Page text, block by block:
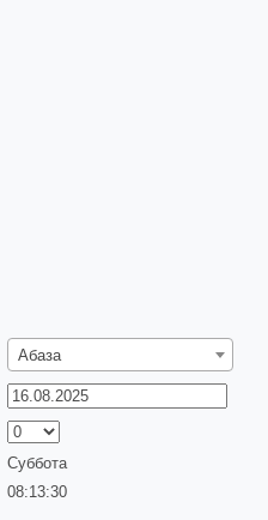
Абаза
Суббота
08:13:30